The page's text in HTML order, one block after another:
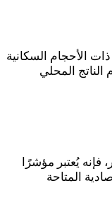
الأحجام السكانية
الناتج المحلي
يُعتبر مؤشرًا
المتاحة